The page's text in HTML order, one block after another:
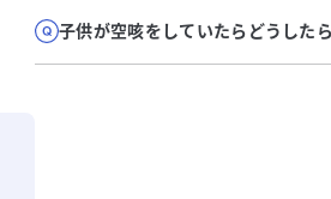
さを感
96〜
ライ
す
ませ
ステロイドの吸入薬など
ています。高血圧の治療
子供が空咳をしていたらどうした